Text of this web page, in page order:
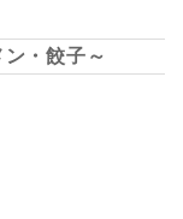
・餃子～